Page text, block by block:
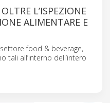
L’ISPEZIONE
ALIMENTARE E
food & beverage,
tali all’interno dell’intero